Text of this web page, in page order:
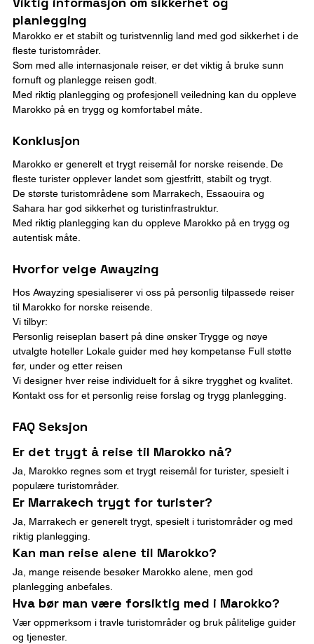
planlegging
Marokko er et stabilt og turistvennlig land med god sikkerhet i de
fleste turistområder.
Som med alle internasjonale reiser, er det viktig å bruke sunn
fornuft og planlegge reisen godt.
Med riktig planlegging og profesjonell veiledning kan du oppleve
Marokko på en trygg og komfortabel måte.
Konklusjon
Marokko er generelt et trygt reisemål for norske reisende. De
fleste turister opplever landet som gjestfritt, stabilt og trygt.
De største turistområdene som Marrakech, Essaouira og
Sahara har god sikkerhet og turistinfrastruktur.
Med riktig planlegging kan du oppleve Marokko på en trygg og
autentisk måte.
Hvorfor velge Awayzing
Hos Awayzing spesialiserer vi oss på personlig tilpassede reiser
til Marokko for norske reisende.
Vi tilbyr:
Personlig reiseplan basert på dine ønsker Trygge og nøye
utvalgte hoteller Lokale guider med høy kompetanse Full støtte
før, under og etter reisen
Vi designer hver reise individuelt for å sikre trygghet og kvalitet.
Kontakt oss for et personlig reise forslag og trygg planlegging.
FAQ Seksjon
Er det trygt å reise til Marokko nå?
Ja, Marokko regnes som et trygt reisemål for turister, spesielt i
populære turistområder.
Er Marrakech trygt for turister?
Ja, Marrakech er generelt trygt, spesielt i turistområder og med
riktig planlegging.
Kan man reise alene til Marokko?
Ja, mange reisende besøker Marokko alene, men god
planlegging anbefales.
Hva bør man være forsiktig med i Marokko?
Vær oppmerksom i travle turistområder og bruk pålitelige guider
og tjenester.